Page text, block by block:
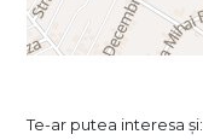
Te-ar putea interesa și: